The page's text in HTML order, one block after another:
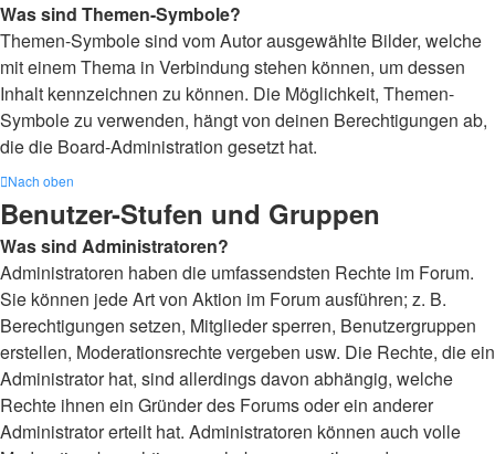
Was sind Themen-Symbole?
Themen-Symbole sind vom Autor ausgewählte Bilder, welche
mit einem Thema in Verbindung stehen können, um dessen
Inhalt kennzeichnen zu können. Die Möglichkeit, Themen-
Symbole zu verwenden, hängt von deinen Berechtigungen ab,
die die Board-Administration gesetzt hat.
Nach oben
Benutzer-Stufen und Gruppen
Was sind Administratoren?
Administratoren haben die umfassendsten Rechte im Forum.
Sie können jede Art von Aktion im Forum ausführen; z. B.
Berechtigungen setzen, Mitglieder sperren, Benutzergruppen
erstellen, Moderationsrechte vergeben usw. Die Rechte, die ein
Administrator hat, sind allerdings davon abhängig, welche
Rechte ihnen ein Gründer des Forums oder ein anderer
Administrator erteilt hat. Administratoren können auch volle